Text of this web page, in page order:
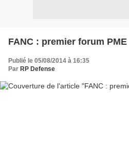
FANC : premier forum PME
Publié le 05/08/2014 à 16:35
Par RP Defense